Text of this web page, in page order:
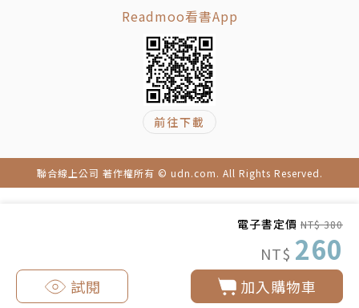
電子書定價 NT$ 380
NT$ 260
加入購物車
試閱
32 以「企業使命」定義自己的成就與目標
33 願景背後的權力該為誰服務？
34 好的經營者必須能預見未來
35 大企業也要切忌「貪多嚼不爛」
36 聚焦、願景、領先：德州儀器的第一次變革
37 泡沫、脫困、再造：德州儀器的第二次變革
38 兩個求職小故事，明瞭IBM與惠普的企業文化差異
39 金魚の糞
後記 相信專業，才有助於個人與企業發展
Readmoo看書App
前往下載
聯合線上公司 著作權所有 © udn.com. All Rights Reserved.